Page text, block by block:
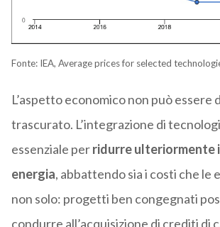
Fonte: IEA, Average prices for selected
L’aspetto economico non può essere
trascurato. L’integrazione di
essenziale perridurre ulteriormente
energia, abbattendo sia i costi che le
non solo: progetti ben congegnati
condurre all’acquisizione di crediti di